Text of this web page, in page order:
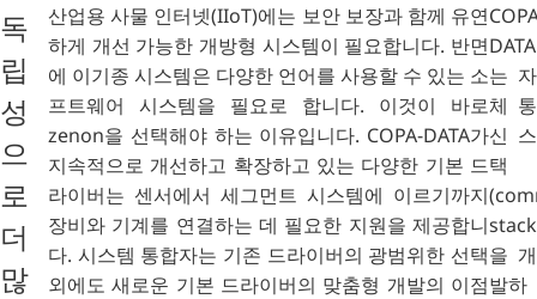
독
립
성
으
로
더
많
산업용 사물 인터넷(IIoT)에는 보안 보장과 함께 유연
하게 개선 가능한 개방형 시스템이 필요합니다. 반면
에 이기종 시스템은 다양한 언어를 사용할 수 있는 소
프트웨어 시스템을 필요로 합니다. 이것이 바로
zenon을 선택해야 하는 이유입니다. COPA-DATA가
지속적으로 개선하고 확장하고 있는 다양한 기본 드
라이버는 센서에서 세그먼트 시스템에 이르기까지
장비와 기계를 연결하는 데 필요한 지원을 제공합니
다. 시스템 통합자는 기존 드라이버의 광범위한 선택
외에도 새로운 기본 드라이버의 맞춤형 개발의 이점
DATA
는 자
체 통
신 스
택
을 개
발하